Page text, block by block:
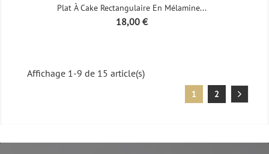
Plat À Cake Rectangulaire En Mélamine...
Prix
18,00 €
Affichage 1-9 de 15 article(s)
1 2